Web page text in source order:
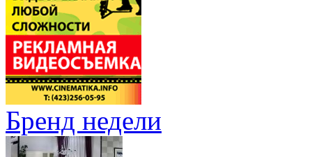
Бренд недели